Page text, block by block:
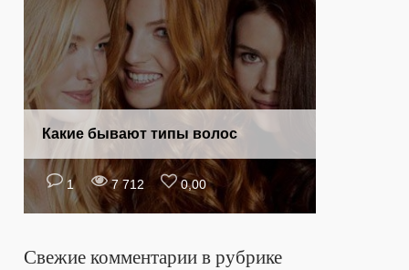
1 7 712 0,00
Какие бывают типы волос
Свежие комментарии в рубрике